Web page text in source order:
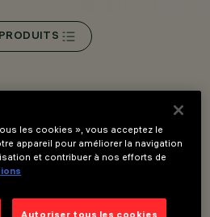
avec rosace en saillie ou
discrète dans tout type
de drivers déportés,
les cookies », vous acceptez le
appareil pour améliorer la navigation
et contribuer à nos efforts de
Autoriser tous les cookies